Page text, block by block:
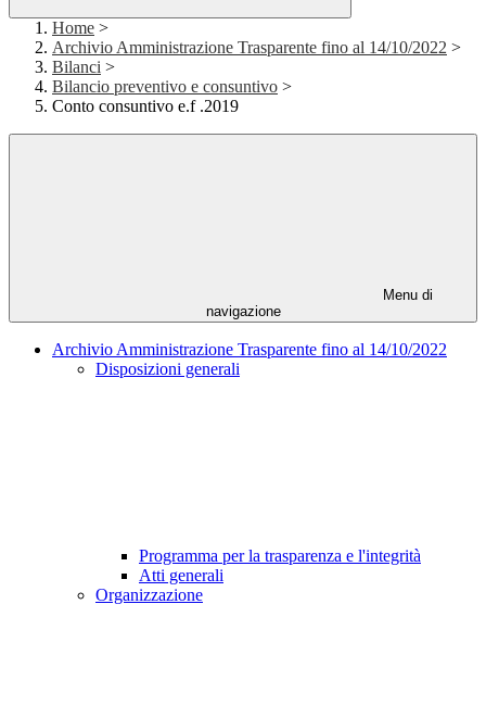
Home >
Archivio Amministrazione Trasparente fino al 14/10/2022 >
Bilanci >
Bilancio preventivo e consuntivo >
Conto consuntivo e.f .2019
Menu di
navigazione
Archivio Amministrazione Trasparente fino al 14/10/2022
Disposizioni generali
Programma per la trasparenza e l'integrità
Atti generali
Organizzazione